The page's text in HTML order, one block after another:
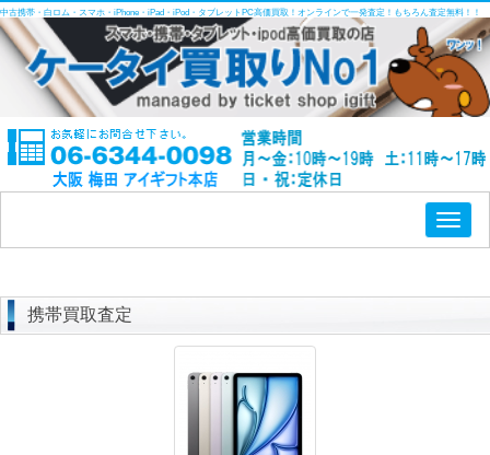
中古携帯・白ロム・スマホ・iPhone・iPad・iPod・タブレットPC高価買取！オンラインで一発査定！もちろん査定無料！！
携帯買取査定